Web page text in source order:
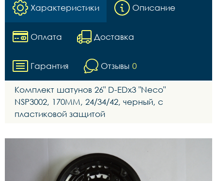
Характеристики Описание
Оплата Доставка
Гарантия Отзывы 0
Комплект шатунов 26" D-EDх3 "Neco"
NSP3002, 170MM, 24/34/42, черный, с
пластиковой защитой